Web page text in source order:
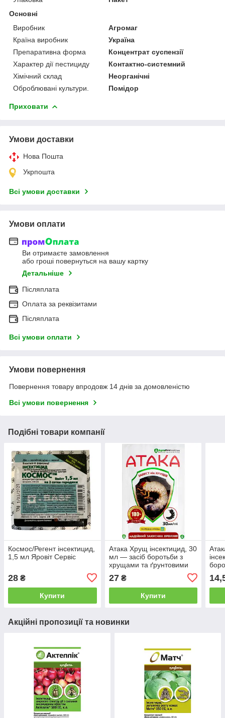
Основні
Виробник
Агромаг
Країна виробник
Україна
Препаративна форма
Концентрат суспензії
Характер дії пестициду
Контактно-системний
Хімічний склад
Неорганічні
Оброблювані культури.
Помідор
Приховати
Умови доставки
Нова Пошта
Укрпошта
Всі умови доставки
Умови оплати
Ви отримаєте замовлення
або гроші повернуться на вашу картку
Детальніше
Післяплата
Оплата за реквізитами
Післяплата
Всі умови оплати
Умови повернення
Повернення товару впродовж 14 днів за домовленістю
Всі умови повернення
Подібні товари компанії
Космос/Регент інсектицид,
1,5 мл Яровіт Сервіс
28 ₴
Купити
Атака Хрущ інсектицид, 30
мл — засіб боротьби з
хрущами та ґрунтовими
27₴
Купити
Акційні пропозиції та новинки